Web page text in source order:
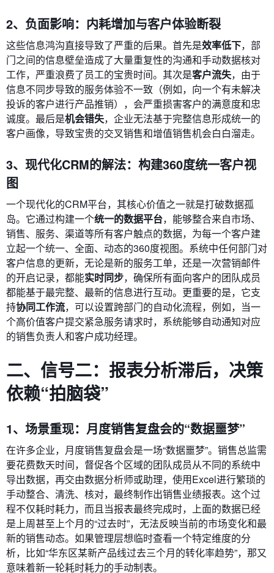
2、负面影响：内耗增加与客户体验断裂
这些信息鸿沟直接导致了严重的后果。首先是效率低下，部
门之间的信息壁垒造成了大量重复性的沟通和手动数据核对
工作，严重浪费了员工的宝贵时间。其次是客户流失，由于
信息不同步导致的服务体验不一致（例如，向一个有未解决
投诉的客户进行产品推销），会严重损害客户的满意度和忠
诚度。最后是机会错失，企业无法基于完整信息形成统一的
客户画像，导致宝贵的交叉销售和增值销售机会白白溜走。
3、现代化CRM的解法：构建360度统一客户视
图
一个现代化的CRM平台，其核心价值之一就是打破数据孤
岛。它通过构建一个统一的数据平台，能够整合来自市场、
销售、服务、渠道等所有客户触点的数据，为每一个客户建
立起一个统一、全面、动态的360度视图。系统中任何部门对
客户信息的更新，无论是新的服务工单，还是一次营销邮件
的开启记录，都能实时同步，确保所有面向客户的团队成员
都能基于最完整、最新的信息进行互动。更重要的是，它支
持协同工作流，可以设置跨部门的自动化流程，例如，当一
个高价值客户提交紧急服务请求时，系统能够自动通知对应
的销售负责人和客户成功经理。
二、信号二：报表分析滞后，决策
依赖“拍脑袋”
1、场景重现：月度销售复盘会的“数据噩梦”
在许多企业，月度销售复盘会是一场“数据噩梦”。销售总监需
要花费数天时间，督促各个区域的团队成员从不同的系统中
导出数据，再交由数据分析师或助理，使用Excel进行繁琐的
手动整合、清洗、核对，最终制作出销售业绩报表。这个过
程不仅耗时耗力，而且当报表最终完成时，上面的数据已经
是上周甚至上个月的“过去时”，无法反映当前的市场变化和最
新的销售动态。如果管理层想临时查看一个特定维度的分
析，比如“华东区某新产品线过去三个月的转化率趋势”，那又
意味着新一轮耗时耗力的手动制表。